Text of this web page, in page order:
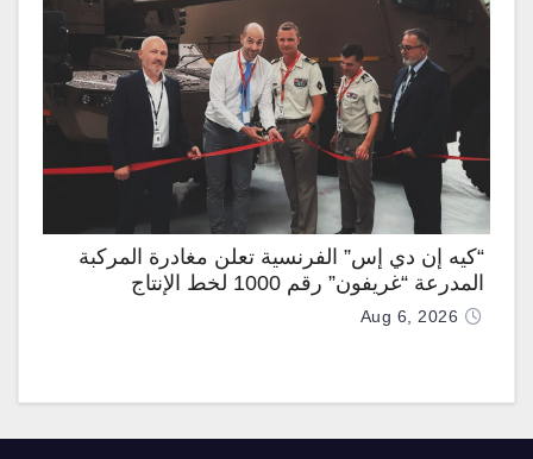
“كيه إن دي إس” الفرنسية تعلن مغادرة المركبة
المدرعة “غريفون” رقم 1000 لخط الإنتاج
Aug 6, 2026